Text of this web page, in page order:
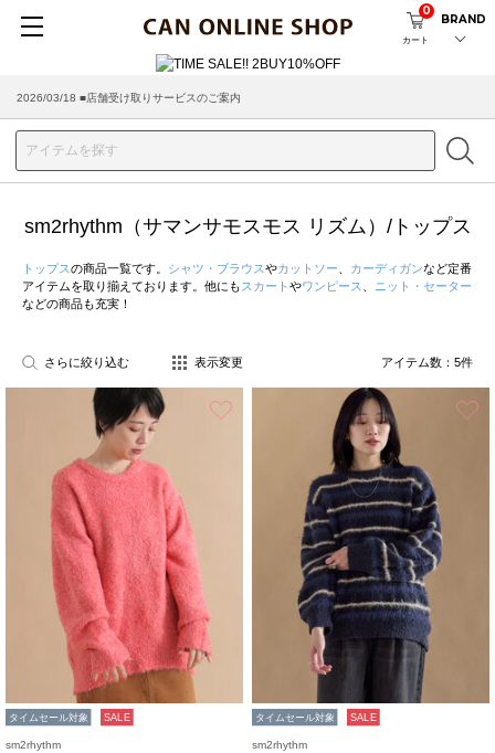
カート
0
BRAND
2026/03/18 ■店舗受け取りサービスのご案内
sm2rhythm（サマンサモスモス リズム）/トップス
トップスの商品一覧です。 シャツ・ブラウスやカットソー カーディガンなど定番
アイテムを取り揃えております。他にも スカート やワンピース
ニット・セーター
などの商品も充実！
さらに絞り込む 表示変更 アイテム数： 5件
タイムセール対象 SALE
sm2rhythm
タイムセール対象 SALE
sm2rhythm